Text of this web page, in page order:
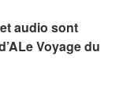
audio sont
Voyage du